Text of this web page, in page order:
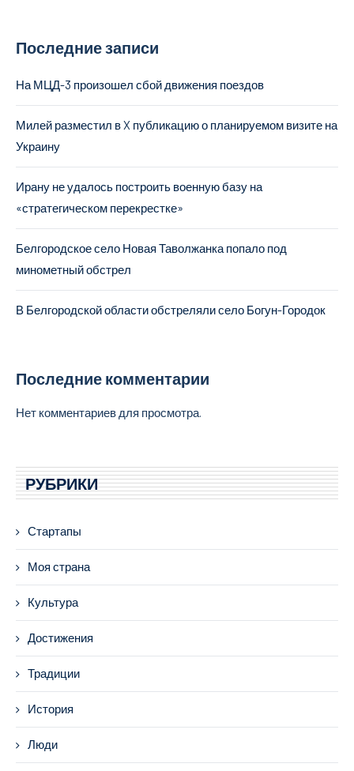
Последние записи
На МЦД-3 произошел сбой движения поездов
Милей разместил в X публикацию о планируемом визите на
Украину
Ирану не удалось построить военную базу на
«стратегическом перекрестке»
Белгородское село Новая Таволжанка попало под
минометный обстрел
В Белгородской области обстреляли село Богун-Городок
Последние комментарии
Нет комментариев для просмотра.
РУБРИКИ
Стартапы
Моя страна
Культура
Достижения
Традиции
История
Люди